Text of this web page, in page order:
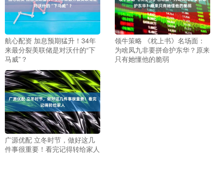
航心配资 加息预期猛升！34年
来最分裂美联储是对沃什的“下
马威”？
领牛策略 《枕上书》名场面：
为啥凤九非要拼命护东华？原来
只有她懂他的脆弱
广源优配 立冬时节，做好这几
件事很重要！看完记得转给家人